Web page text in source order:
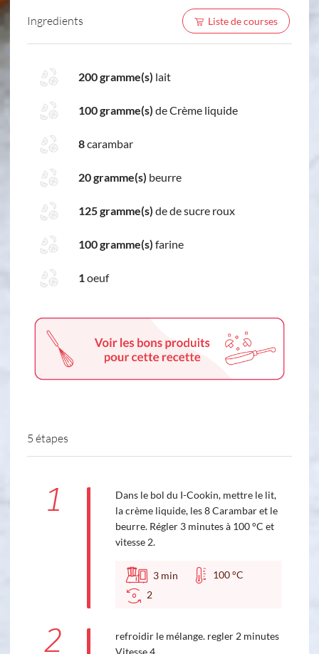
Ingredients Liste de courses
200 gramme(s) lait
100 gramme(s) de Crème liquide
8carambar
20 gramme(s) beurre
125 gramme(s) de de sucre roux
100 gramme(s) farine
1oeuf
5 étapes
1
Dans le bol du I-Cookin, mettre le lit,
la crème liquide, les 8 Carambar et le
beurre. Régler 3 minutes à 100 °C et
vitesse 2.
3 min
100 °C
2
2
refroidir le mélange. regler 2 minutes
Vitesse 4